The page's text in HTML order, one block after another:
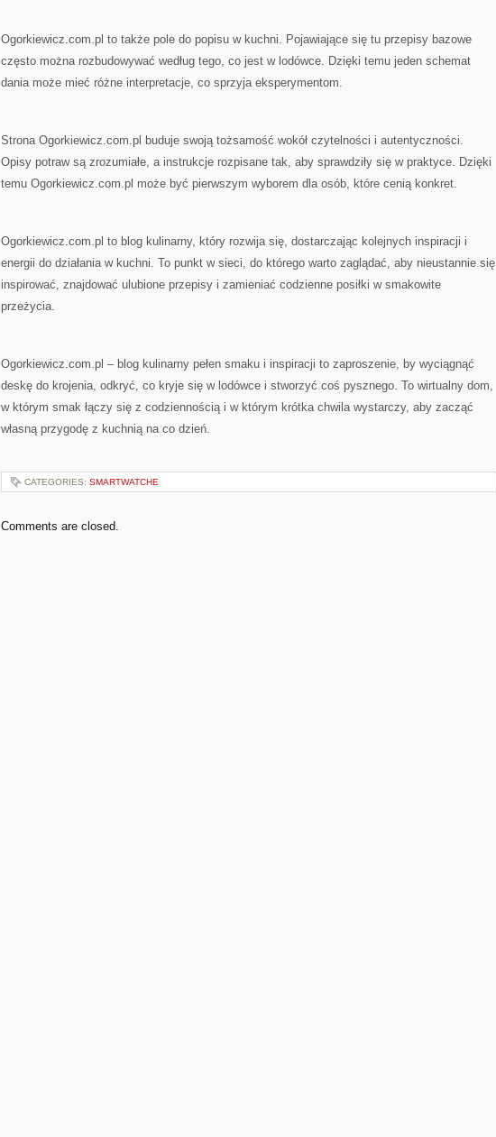
Ogorkiewicz.com.pl to także pole do popisu w kuchni. Pojawiające się tu przepisy bazowe
często można rozbudowywać według tego, co jest w lodówce. Dzięki temu jeden schemat
dania może mieć różne interpretacje, co sprzyja eksperymentom.
Strona Ogorkiewicz.com.pl buduje swoją tożsamość wokół czytelności i autentyczności.
Opisy potraw są zrozumiałe, a instrukcje rozpisane tak, aby sprawdziły się w praktyce. Dzięki
temu Ogorkiewicz.com.pl może być pierwszym wyborem dla osób, które cenią konkret.
Ogorkiewicz.com.pl to blog kulinarny, który rozwija się, dostarczając kolejnych inspiracji i
energii do działania w kuchni. To punkt w sieci, do którego warto zaglądać, aby nieustannie się
inspirować, znajdować ulubione przepisy i zamieniać codzienne posiłki w smakowite
przeżycia.
Ogorkiewicz.com.pl – blog kulinarny pełen smaku i inspiracji to zaproszenie, by wyciągnąć
deskę do krojenia, odkryć, co kryje się w lodówce i stworzyć coś pysznego. To wirtualny dom,
w którym smak łączy się z codziennością i w którym krótka chwila wystarczy, aby zacząć
własną przygodę z kuchnią na co dzień.
CATEGORIES: SMARTWATCHE
Comments are closed.